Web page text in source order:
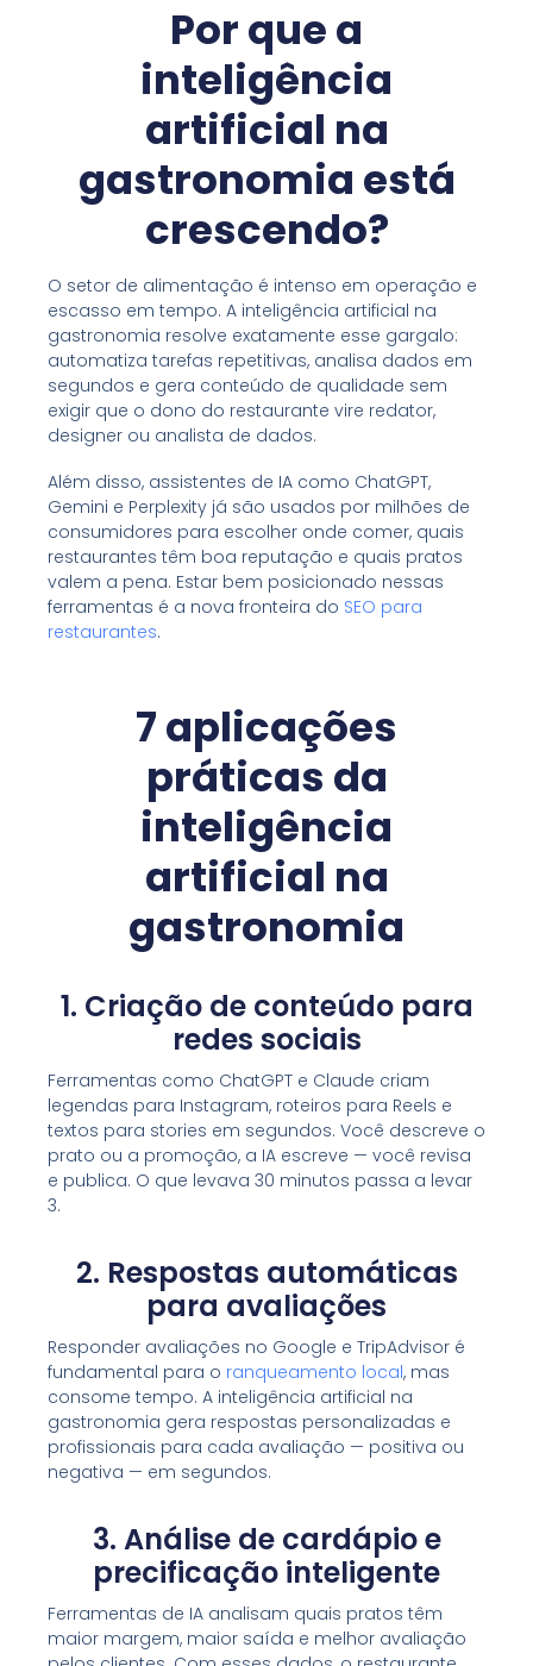
Por que a
inteligência
artificial na
gastronomia está
crescendo?
O setor de alimentação é intenso em operação e
escasso em tempo. A inteligência artificial na
gastronomia resolve exatamente esse gargalo:
automatiza tarefas repetitivas, analisa dados em
segundos e gera conteúdo de qualidade sem
exigir que o dono do restaurante vire redator,
designer ou analista de dados.
Além disso, assistentes de IA como ChatGPT,
Gemini e Perplexity já são usados por milhões de
consumidores para escolher onde comer, quais
restaurantes têm boa reputação e quais pratos
valem a pena. Estar bem posicionado nessas
ferramentas é a nova fronteira do SEO para
restaurantes.
7 aplicações
práticas da
inteligência
artificial na
gastronomia
1. Criação de conteúdo para
redes sociais
Ferramentas como ChatGPT e Claude criam
legendas para Instagram, roteiros para Reels e
textos para stories em segundos. Você descreve o
prato ou a promoção, a IA escreve — você revisa
e publica. O que levava 30 minutos passa a levar
3.
2. Respostas automáticas
para avaliações
Responder avaliações no Google e TripAdvisor é
fundamental para o ranqueamento local, mas
consome tempo. A inteligência artificial na
gastronomia gera respostas personalizadas e
profissionais para cada avaliação — positiva ou
negativa — em segundos.
3. Análise de cardápio e
precificação inteligente
Ferramentas de IA analisam quais pratos têm
maior margem, maior saída e melhor avaliação